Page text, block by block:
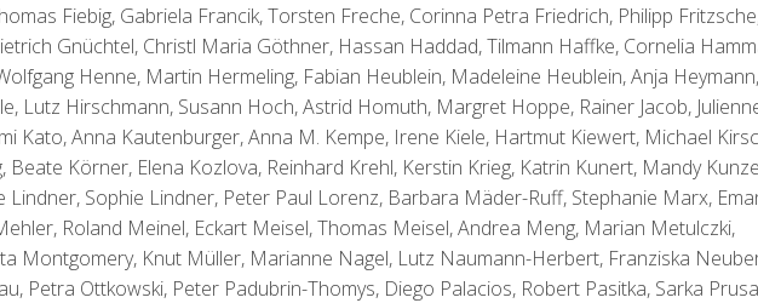
Fiebig, Gabriela Francik, Torsten Freche, Corinna Petra Friedrich, Philipp
Gnüchtel, Christl Maria Göthner, Hassan Haddad, Tilmann Haffke, Cornelia
Henne, Martin Hermeling, Fabian Heublein, Madeleine Heublein, Anja Heymann,
Lutz Hirschmann, Susann Hoch, Astrid Homuth, Margret Hoppe, Rainer Jacob,
Kato, Anna Kautenburger, Anna M. Kempe, Irene Kiele, Hartmut Kiewert, Michael
Beate Körner, Elena Kozlova, Reinhard Krehl, Kerstin Krieg, Katrin Kunert, Mandy
Sophie Lindner, Peter Paul Lorenz, Barbara Mäder-Ruff, Stephanie Marx,
Roland Meinel, Eckart Meisel, Thomas Meisel, Andrea Meng, Marian Metulczki,
Montgomery, Knut Müller, Marianne Nagel, Lutz Naumann-Herbert, Franziska
Petra Ottkowski, Peter Padubrin-Thomys, Diego Palacios, Robert Pasitka, Sarka